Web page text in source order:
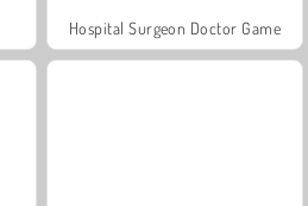
Hospital Surgeon Doctor Game